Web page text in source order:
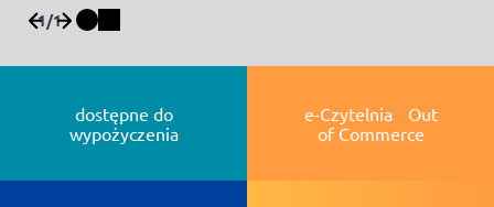
1/1
dostępne do
wypożyczenia
e-Czytelnia Out
of Commerce